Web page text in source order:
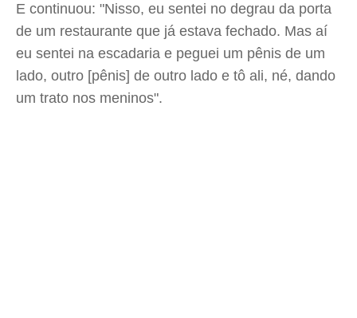
E continuou: "Nisso, eu sentei no degrau da porta
de um restaurante que já estava fechado. Mas aí
eu sentei na escadaria e peguei um pênis de um
lado, outro [pênis] de outro lado e tô ali, né, dando
um trato nos meninos".